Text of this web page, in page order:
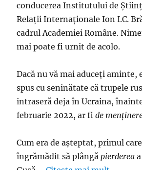
sforile,
pârghiile
şi
conducerea Institutului de
Relații Internaționale Ion I.C.
cadrul Academiei Române.
mai poate fi urnit de acolo.
Dacă nu vă mai aduceţi aminte,
spus cu seninătate că trupele
intraseră deja în Ucraina,
februarie 2022, ar fide
Cum era de aşteptat, primul
îngrămădit să plângă pierderea